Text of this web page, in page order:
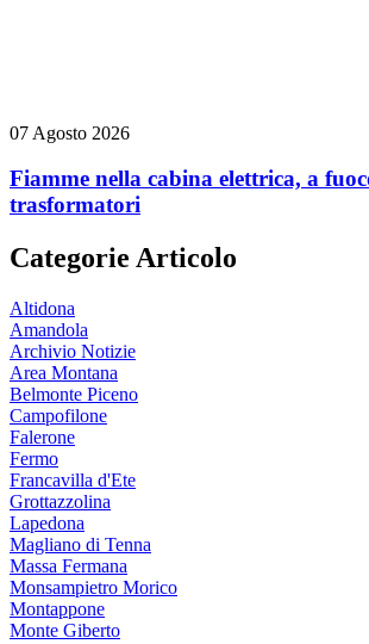
07 Agosto 2026
Fiamme nella cabina elettrica, a
trasformatori
Categorie Articolo
Altidona
Amandola
Archivio Notizie
Area Montana
Belmonte Piceno
Campofilone
Falerone
Fermo
Francavilla d'Ete
Grottazzolina
Lapedona
Magliano di Tenna
Massa Fermana
Monsampietro Morico
Montappone
Monte Giberto